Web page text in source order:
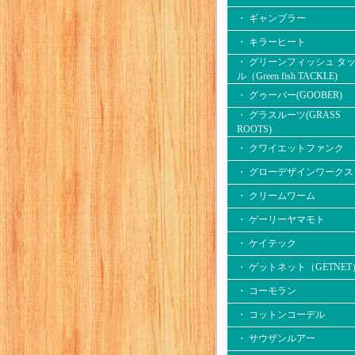
・ ギャンブラー
・ キラーヒート
・ グリーンフィッシュ タ
ル（Green fish TACKLE)
・ グゥーバー(GOOBER)
・ グラスルーツ(GRASS
ROOTS)
・ クワイエットファンク
・ グローデザインワークス
・ クリームワーム
・ ゲーリーヤマモト
・ ケイテック
・ ゲットネット（GETNET
・ コーモラン
・ コットンコーデル
・ サウザンルアー